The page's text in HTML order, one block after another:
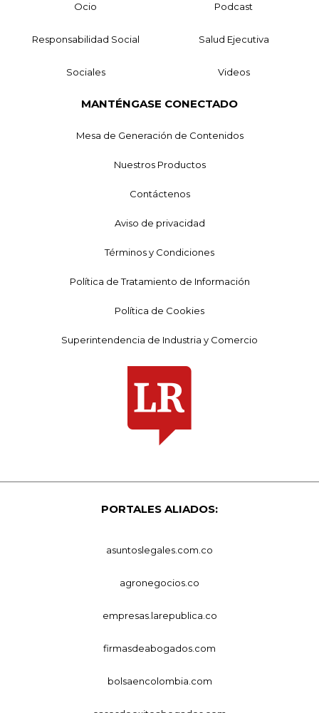
Ocio Podcast
Responsabilidad Social Salud Ejecutiva
Sociales Videos
MANTÉNGASE CONECTADO
Mesa de Generación de Contenidos
Nuestros Productos
Contáctenos
Aviso de privacidad
Términos y Condiciones
Política de Tratamiento de Información
Política de Cookies
Superintendencia de Industria y Comercio
PORTALES ALIADOS:
asuntoslegales.com.co
agronegocios.co
empresas.larepublica.co
firmasdeabogados.com
bolsaencolombia.com